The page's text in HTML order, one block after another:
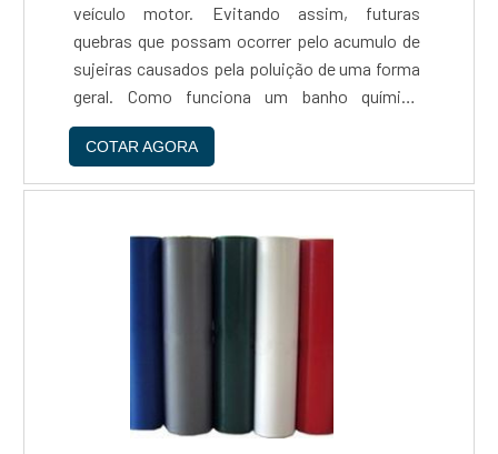
veículo motor. Evitando assim, futuras
quebras que possam ocorrer pelo acumulo de
sujeiras causados pela poluição de uma forma
geral. Como funciona um banho químico
carburador?O banho químico carburador como
o nome já diz é um processo químico no qual é
constituído por substâncias a....
COTAR AGORA